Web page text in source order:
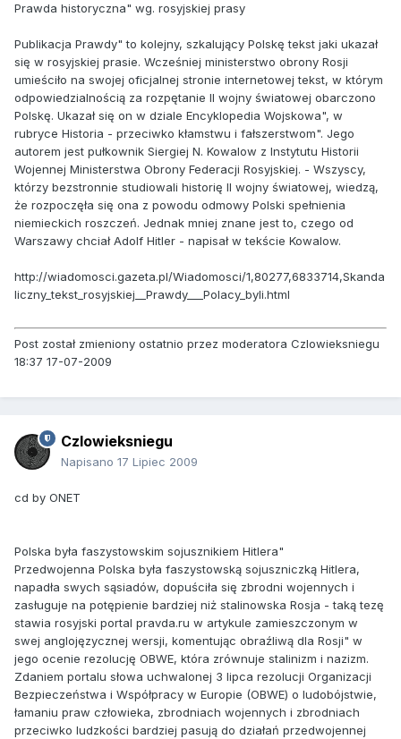
Prawda historyczna" wg. rosyjskiej prasy
Publikacja Prawdy" to kolejny, szkalujący Polskę tekst jaki ukazał
się w rosyjskiej prasie. Wcześniej ministerstwo obrony Rosji
umieściło na swojej oficjalnej stronie internetowej tekst, w którym
odpowiedzialnością za rozpętanie II wojny światowej obarczono
Polskę. Ukazał się on w dziale Encyklopedia Wojskowa", w
rubryce Historia - przeciwko kłamstwu i fałszerstwom". Jego
autorem jest pułkownik Siergiej N. Kowalow z Instytutu Historii
Wojennej Ministerstwa Obrony Federacji Rosyjskiej. - Wszyscy,
którzy bezstronnie studiowali historię II wojny światowej, wiedzą,
że rozpoczęła się ona z powodu odmowy Polski spełnienia
niemieckich roszczeń. Jednak mniej znane jest to, czego od
Warszawy chciał Adolf Hitler - napisał w tekście Kowalow.
http://wiadomosci.gazeta.pl/Wiadomosci/1,80277,6833714,Skanda
liczny_tekst_rosyjskiej__Prawdy___Polacy_byli.html
Post został zmieniony ostatnio przez moderatora Czlowieksniegu
18:37 17-07-2009
Czlowieksniegu
Napisano 17 Lipiec 2009
cd by ONET
Polska była faszystowskim sojusznikiem Hitlera"
Przedwojenna Polska była faszystowską sojuszniczką Hitlera,
napadła swych sąsiadów, dopuściła się zbrodni wojennych i
zasługuje na potępienie bardziej niż stalinowska Rosja - taką tezę
stawia rosyjski portal pravda.ru w artykule zamieszczonym w
swej anglojęzycznej wersji, komentując obraźliwą dla Rosji" w
jego ocenie rezolucję OBWE, która zrównuje stalinizm i nazizm.
Zdaniem portalu słowa uchwalonej 3 lipca rezolucji Organizacji
Bezpieczeństwa i Współpracy w Europie (OBWE) o ludobójstwie,
łamaniu praw człowieka, zbrodniach wojennych i zbrodniach
przeciwko ludzkości bardziej pasują do działań przedwojennej